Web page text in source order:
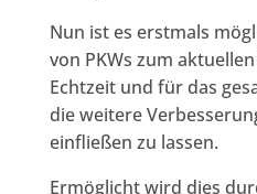
Nun ist es erstmals
von PKWs zum
Echtzeit und für das
die weitere
einfließen zu lassen.
Ermöglicht wird dies